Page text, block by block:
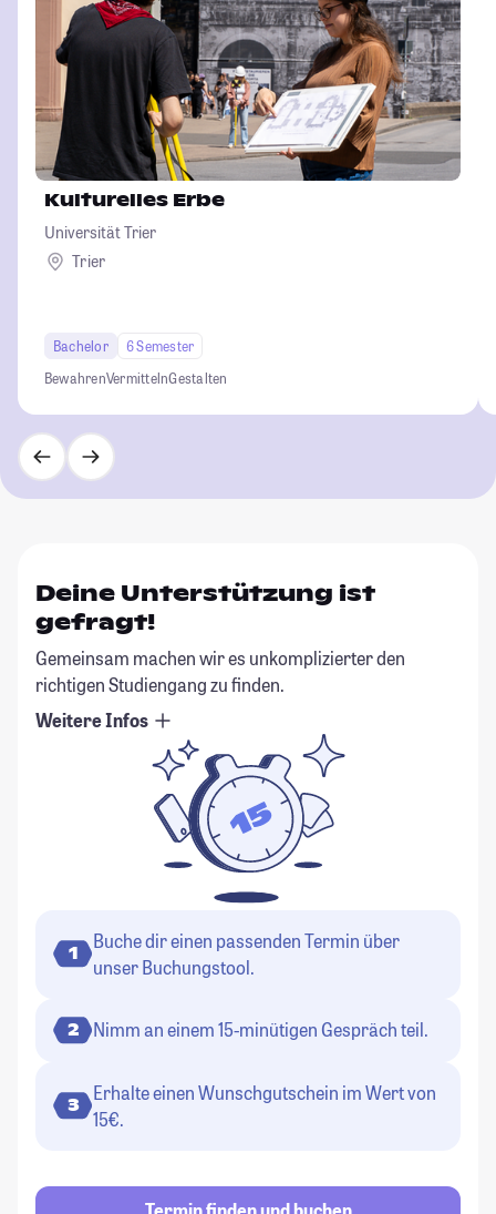
Kulturelles Erbe
Universität Trier
Trier
Bachelor
6 Semester
BewahrenVermittelnGestalten
Deine Unterstützung ist
gefragt!
Gemeinsam machen wir es unkomplizierter den
richtigen Studiengang zu finden.
Weitere Infos
1
Buche dir einen passenden Termin über
unser Buchungstool.
2 Nimm an einem 15-minütigen Gespräch teil.
3
Erhalte einen Wunschgutschein im Wert von
15€.